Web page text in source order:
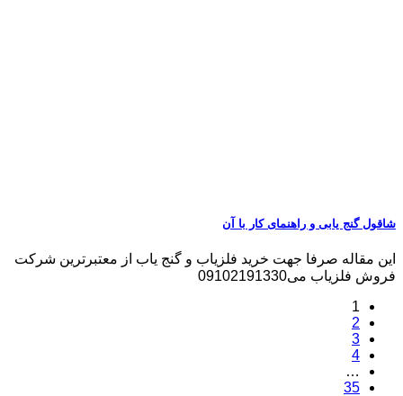
شاقول گنج یابی و راهنمای کار با آن
این مقاله صرفا جهت خرید فلزیاب و گنج یاب از معتبرترین شرکت
فروش فلزیاب می09102191330
1
2
3
4
…
35